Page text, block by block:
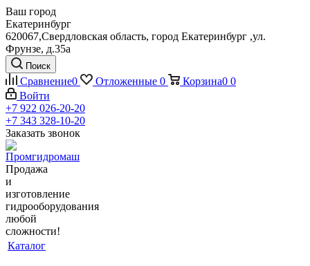
Ваш город
Екатеринбург
620067,Свердловская область, город Екатеринбург ,ул.
Фрунзе, д.35а
Поиск
Сравнение0 Отложенные 0 Корзина0 0
Войти
+7 922 026-20-20
+7 343 328-10-20
Заказать звонок
Продажа
и
изготовление
гидрооборудования
любой
сложности!
Каталог